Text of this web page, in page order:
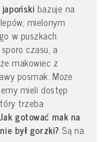
bazuje na
mielonym
w puszkach.
czasu, a
makowiec z
posmak. Może
mieli dostęp
trzeba
gotować mak na
był gorzki? Są na